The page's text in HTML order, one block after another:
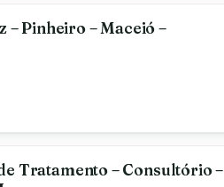
Pinheiro – Maceió –
Tratamento – Consultório –